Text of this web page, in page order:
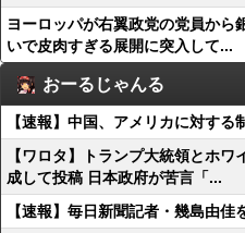
ヨーロッパが右翼政党の党員から
いで皮肉すぎる展開に突入して...
おーるじゃんる
【速報】中国、アメリカに対する
【ワロタ】トランプ大統領とホ
成して投稿 日本政府が苦言「...
【速報】毎日新聞記者・幾島由